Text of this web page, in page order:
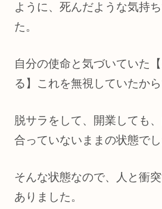
ように、死んだような気持
た。
自分の使命と気づいていた
る】これを無視していたから
脱サラをして、開業しても
合っていないままの状態でし
そんな状態なので、人と衝
ありました。